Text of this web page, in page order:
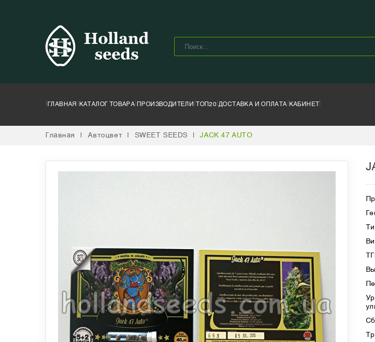
ГЛАВНАЯ КАТАЛОГ ТОВАРА ПРОИЗВОДИТЕЛИ | ТОП20 |ДОСТАВКА И ОПЛАТА КАБИНЕТ |
Главная Автоцвет SWEET SEEDS JACK 47 AUTO